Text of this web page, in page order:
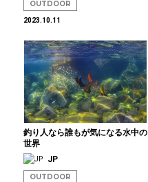
OUTDOOR
2023.10.11
釣り人なら誰もが気になる水中の
世界
JP
OUTDOOR